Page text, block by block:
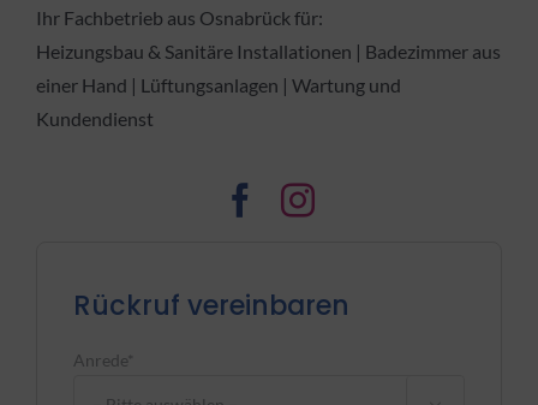
Ihr Fachbetrieb aus Osnabrück für:
Heizungsbau & Sanitäre Installationen | Badezimmer aus
einer Hand | Lüftungsanlagen | Wartung und
Kundendienst
Rückruf vereinbaren
Anrede*